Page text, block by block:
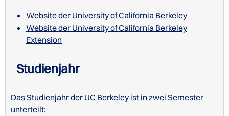
Website der University of California Berkeley
Website der University of California Berkeley
Extension
Studienjahr
DasStudienjahrder UC Berkeley ist in zwei Semester
unterteilt: